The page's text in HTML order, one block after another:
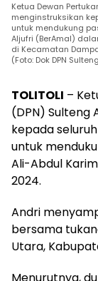
Ketua Dewan
menginstruksikan
untuk mendukung
Aljufri (BerAmal)
di Kecamatan
(Foto: Dok DPN
TOLITOLI –
(DPN) Sulteng
kepada
untuk
Ali-Abdul
2024.
Andri
bersama
Utara,